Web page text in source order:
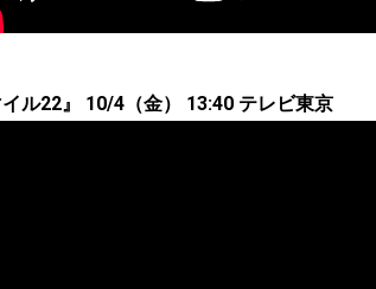
イル22』 10/4（金） 13:40 テレビ東京